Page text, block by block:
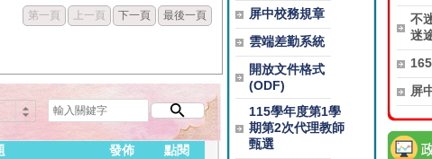
第一頁 上一頁 下一頁 最後一頁
發佈 點閱
屏中校務規章
雲端差勤系統
開放文件格式
(ODF)
115學年度第1學
期第2次代理教師
甄選
不
迷
屏